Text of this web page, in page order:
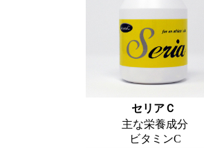
セリアＣ
主な栄養成分
ビタミンC